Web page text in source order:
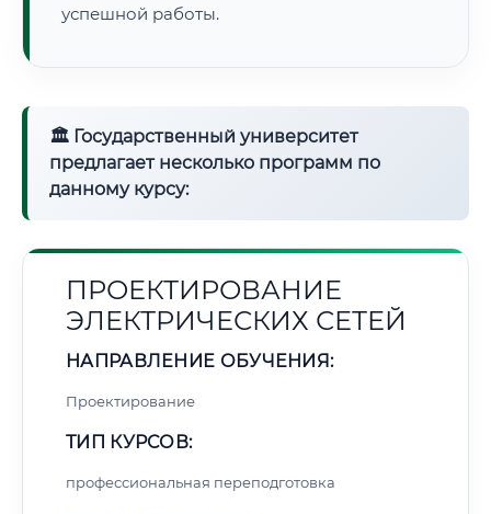
успешной работы.
🏛 Государственный университет
предлагает несколько программ по
данному курсу:
ПРОЕКТИРОВАНИЕ
ЭЛЕКТРИЧЕСКИХ СЕТЕЙ
НАПРАВЛЕНИЕ ОБУЧЕНИЯ:
Проектирование
ТИП КУРСОВ:
профессиональная переподготовка